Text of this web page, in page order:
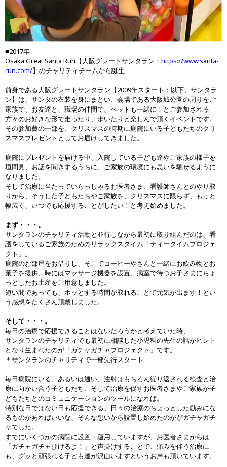
■2017年
Osaka Great Santa Run【大阪グレートサンタラン： https://www.santa-
run.com/】のチャリティチームから誕生
前身である大阪グレートサンタラン【2009年スタート：以下、サンタラ
ン】は、サンタの衣装を身にまとい、会場である大阪城公園の周りをご
家族で、お友達と、職場の仲間で、ペットも一緒に！とご参加される
方々のお好きな形で走ったり、歩いたりと楽しんで頂くイベントです。
その参加費の一部を、クリスマスの時期に病院にいる子どもたちのクリ
スマスプレゼントとしてお届けしてきました。
病院にプレゼントを届ける中、入院している子ども達やご家族の様子を
垣間見、お話を聞きするうちに、ご家族の環境にも思いを馳せるように
なりました。
そして治療に当たっていらっしゃるお医者さま、看護師さんとのやり取
りから、そうした子どもたちやご家族を、クリスマスに限らず、もっと
幅広く、いつでも応援することがしたい！と考え始めました。
まず・・・。
サンタランのチャリティ活動と並行しながら最初に取り組んだのは、看
護をしているご家族のためのリラックスタイム「ティータイムプロジェ
クト」。
病院のお部屋をお借りし、そこでコーヒーやさんと一緒にお飲み物とお
菓子を提供、時にはマッサージ機器を設置、病室で待つお子さまにちょ
っとしたお土産をご用意しました。
短い間であっても、ホッとする時間が取れることで元気が出ます！とい
う感想をたくさん頂戴しました。
そして・・・。
毎日の治療で応援できることはないだろうかと考えていた時、
サンタランのチャリティでも最初に相談した小児科の先生の話がヒント
となり生まれたのが「ガチャガチャプロジェクト」です。
＊サンタランのチャリティで一部先行スタート
毎日病院にいる、あるいは通い、注射はもちろん繰り返される検査と治
療に向かい合う子どもたち、そして治療を促すお医者さまやご家族が子
どもたちとのコミュニケーションのツールになれば。
特別な日ではない日も応援できる、日々の治療のちょっとした励みにな
るものがあればいいな、そんな想いから設置し始めたのががガチャガチ
ャでした。
すでにいくつかの病院に設置・運用していますが、お医者さまからは
「ガチャガチャひけるよ！」と声掛けすることで、痛みを伴う治療に
も、グッと頑張れる子ども達が沢山いますというお声も頂いています。